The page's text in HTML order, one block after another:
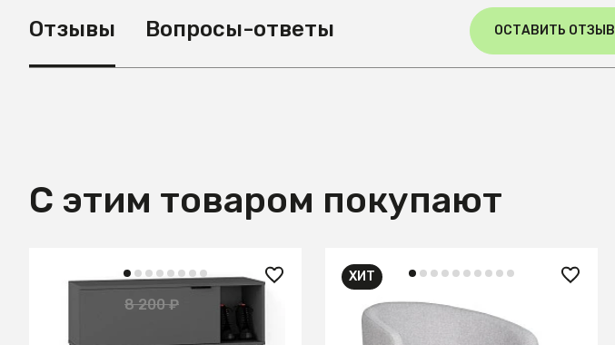
Отзывы Вопросы-ответы ОСТАВИТЬ ОТЗЫВ
С этим товаром покупают
8 200 ₽ — 50%
ХИТ
31 000 ₽
Кресло Ester Gray/т.орех